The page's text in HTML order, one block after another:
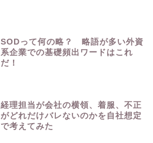
SODって何の略？ 略語が多い外資
系企業での基礎頻出ワードはこれ
だ！
経理担当が会社の横領、着服、不正
がどれだけバレないのかを自社想定
で考えてみた